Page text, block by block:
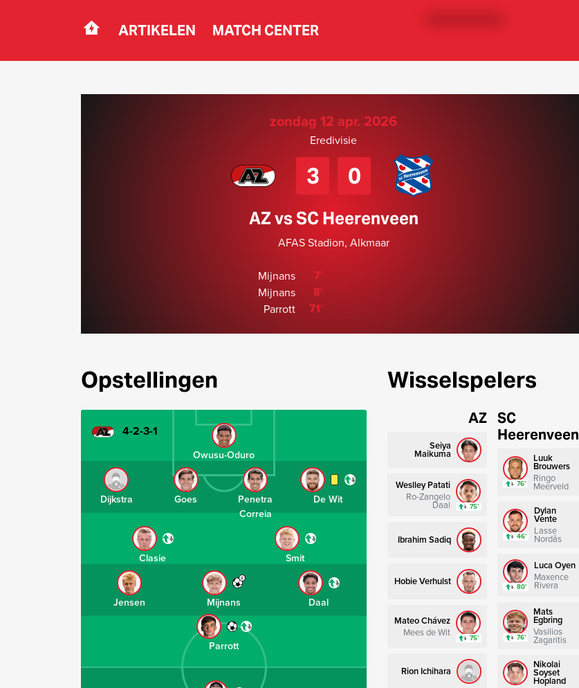
Navigation ARTIKELEN MATCH CENTER
zondag 12 apr. 2026
Eredivisie
3 0
AZ vs SC Heerenveen
AFAS Stadion, Alkmaar
Mijnans 7'
Mijnans 8'
Parrott 71'
Opstellingen
4-2-3-1
Owusu-Oduro
Dijkstra Goes
Penetra
Correia
De Wit
Clasie Smit
Jensen
2
Mijnans Daal
Parrott
Wisselspelers
AZ
Seiya
Maikuma
Weslley Patati
Ro-Zangelo
Daal 75’
Ibrahim Sadiq
Hobie Verhulst
Mateo Chávez
Mees de Wit 75’
Rion Ichihara
SC
Heerenveen
Luuk
Brouwers
Ringo
Meerveld
76’
Dylan
Vente
Lasse
Nordås
46’
Luca Oyen
Maxence
Rivera
80’
Mats
Egbring
Vasilios
Zagaritis
76’
Nikolai
Soyset
Hopland